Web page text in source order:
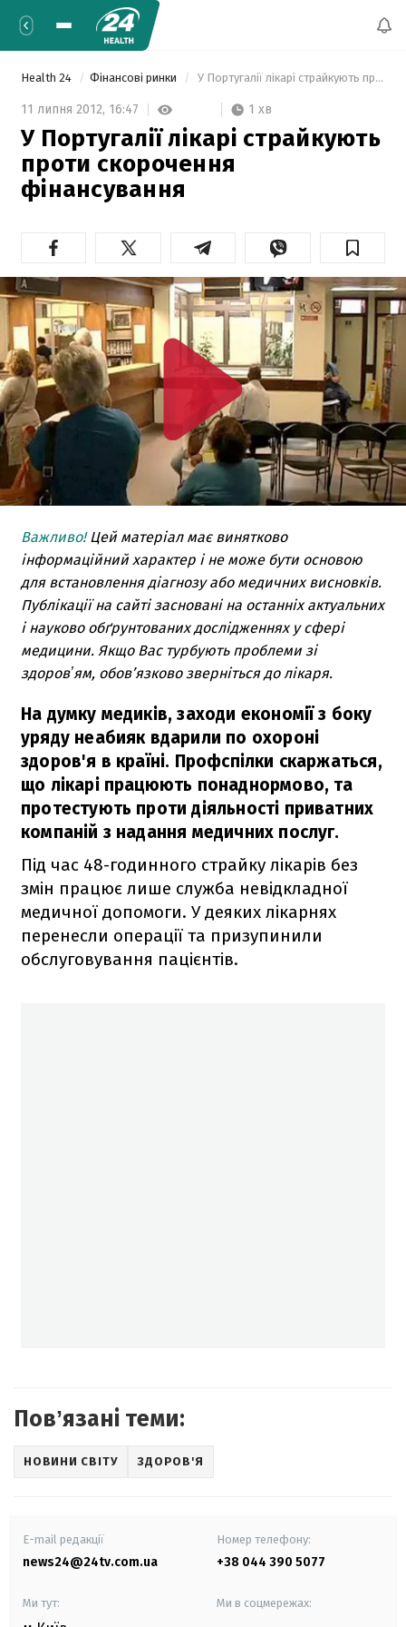
Health 24 Фінансові ринки У Португалії лікарі страйкують проти скорочення фінансування
11 липня 2012, 16:47 1 хв
У Португалії лікарі страйкують
проти скорочення
фінансування
Важливо! Цей матеріал має винятково
інформаційний характер і не може бути основою
для встановлення діагнозу або медичних висновків.
Публікації на сайті засновані на останніх актуальних
і науково обґрунтованих дослідженнях у сфері
медицини. Якщо Вас турбують проблеми зі
здоровʼям, обов’язково зверніться до лікаря.
На думку медиків, заходи економії з боку
уряду неабияк вдарили по охороні
здоров'я в країні. Профспілки скаржаться,
що лікарі працюють понаднормово, та
протестують проти діяльності приватних
компаній з надання медичних послуг.
Під час 48-годинного страйку лікарів без
змін працює лише служба невідкладної
медичної допомоги. У деяких лікарнях
перенесли операції та призупинили
обслуговування пацієнтів.
Повʼязані теми:
НОВИНИ СВІТУ ЗДОРОВ'Я
E-mail редакції
news24@24tv.com.ua
Номер телефону:
+38 044 390 5077
Ми тут: Ми в соцмережах: